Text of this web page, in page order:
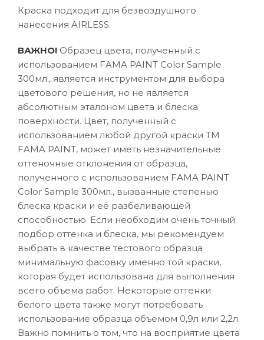
Краска подходит для безвоздушного
нанесения AIRLESS.
ВАЖНО! Образец цвета, полученный с
использованием FAMA PAINT Color Sample
300мл., является инструментом для выбора
цветового решения, но не является
абсолютным эталоном цвета и блеска
поверхности. Цвет, полученный с
использованием любой другой краски ТМ
FAMA PAINT, может иметь незначительные
оттеночные отклонения от образца,
полученного с использованием FAMA PAINT
Color Sample 300мл., вызванные степенью
блеска краски и её разбеливающей
способностью. Если необходим очень точный
подбор оттенка и блеска, мы рекомендуем
выбрать в качестве тестового образца
минимальную фасовку именно той краски,
которая будет использована для выполнения
всего объема работ. Некоторые оттенки
белого цвета также могут потребовать
использование образца объемом 0,9л или 2,2л.
Важно помнить о том, что на восприятие цвета